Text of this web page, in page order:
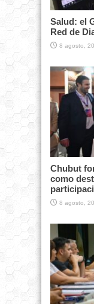
Salud: el
Red de
8 agosto,
Chubut
como
8 agosto,